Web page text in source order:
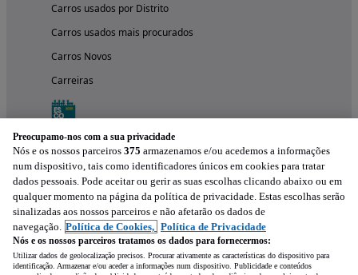
Carros usados por Distrito
Carros usados mais procurados
Carros Novos
Carreiras
Experimenta a aplicação
Preocupamo-nos com a sua privacidade
Nós e os nossos parceiros 375 armazenamos e/ou acedemos a informações
num dispositivo, tais como identificadores únicos em cookies para tratar
dados pessoais. Pode aceitar ou gerir as suas escolhas clicando abaixo ou em
qualquer momento na página da política de privacidade. Estas escolhas serão
sinalizadas aos nossos parceiros e não afetarão os dados de
navegação. Política de Cookies, Política de Privacidade
Nós e os nossos parceiros tratamos os dados para fornecermos:
Utilizar dados de geolocalização precisos. Procurar ativamente as características do dispositivo para
identificação. Armazenar e/ou aceder a informações num dispositivo. Publicidade e conteúdos